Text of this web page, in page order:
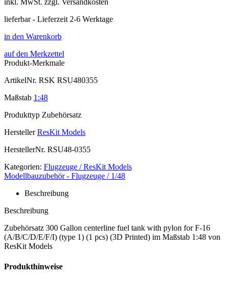
inkl. MwSt. zzgl. Versandkosten
lieferbar - Lieferzeit 2-6 Werktage
in den Warenkorb
auf den Merkzettel
Produkt-Merkmale
ArtikelNr. RSK RSU480355
Maßstab 1:48
Produkttyp Zubehörsatz
Hersteller ResKit Models
HerstellerNr. RSU48-0355
Kategorien: Flugzeuge / ResKit Models
Modellbauzubehör - Flugzeuge / 1/48
Beschreibung
Beschreibung
Zubehörsatz 300 Gallon centerline fuel tank with pylon for F-16
(A/B/C/D/E/F/I) (type 1) (1 pcs) (3D Printed) im Maßstab 1:48 von
ResKit Models
Produkthinweise